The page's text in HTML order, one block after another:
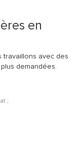
en
travaillons avec des
demandées.
;